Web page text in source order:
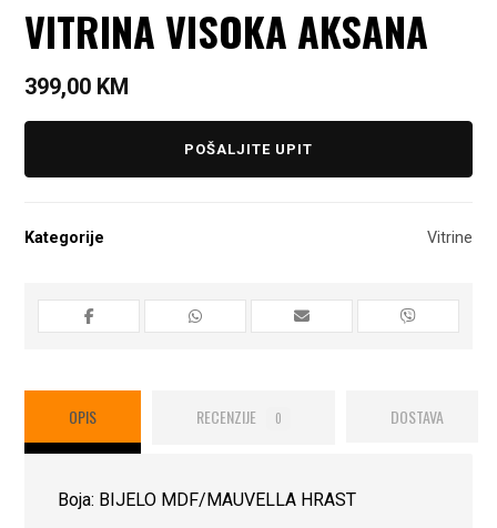
VITRINA VISOKA AKSANA
399,00 KM
POŠALJITE UPIT
Kategorije Vitrine
OPIS RECENZIJE 0 DOSTAVA
Boja: BIJELO MDF/MAUVELLA HRAST